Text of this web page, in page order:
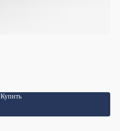
Купить